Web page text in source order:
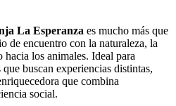
La Esperanza es mucho más que
de encuentro con la naturaleza, la
los animales. Ideal para
buscan experiencias distintas,
que combina
social.